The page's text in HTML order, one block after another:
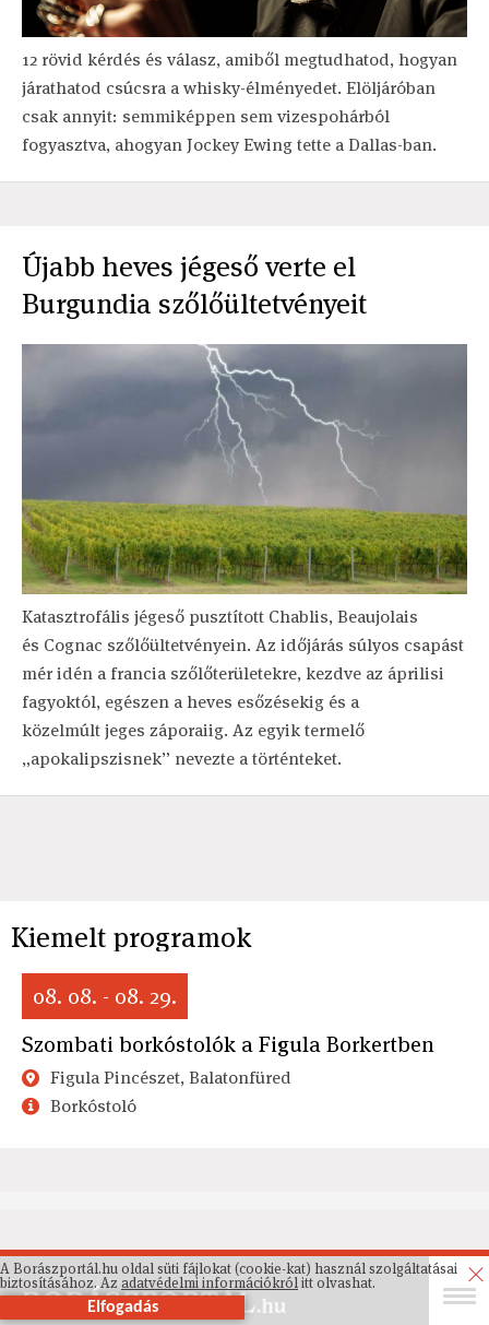
12 rövid kérdés és válasz, amiből megtudhatod, hogyan
járathatod csúcsra a whisky-élményedet. Elöljáróban
csak annyit: semmiképpen sem vizespohárból
fogyasztva, ahogyan Jockey Ewing tette a Dallas-ban.
Újabb heves jégeső verte el
Burgundia szőlőültetvényeit
Katasztrofális jégeső pusztított Chablis, Beaujolais
és Cognac szőlőültetvényein. Az időjárás súlyos csapást
mér idén a francia szőlőterületekre, kezdve az áprilisi
fagyoktól, egészen a heves esőzésekig és a
közelmúlt jeges záporaiig. Az egyik termelő
„apokalipszisnek” nevezte a történteket.
Kiemelt programok
08. 08. - 08. 29.
Szombati borkóstolók a Figula Borkertben
Figula Pincészet, Balatonfüred
Borkóstoló
A Borászportál.hu oldal süti fájlokat (cookie-kat) használ szolgáltatásai
biztosításához. Az adatvédelmi információkrólitt olvashat.
Elfogadás